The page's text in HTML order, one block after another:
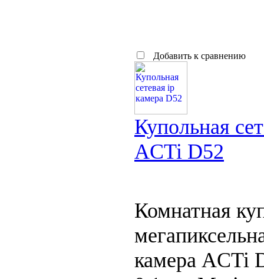
Добавить к сравнению
Купольная
ACTi D52
Комнатная
камера ACTi